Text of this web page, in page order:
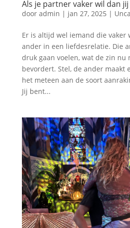
Als je partner vaker wil dan
door admin | jan 27, 2025 |
Er is altijd wel iemand die vaker
ander in een liefdesrelatie. Die
druk gaan voelen, wat de zin nu
bevordert. Stel, de ander maakt
het meteen aan de soort
Jij bent...